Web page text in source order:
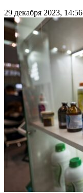
29 декабря 2023, 14:56